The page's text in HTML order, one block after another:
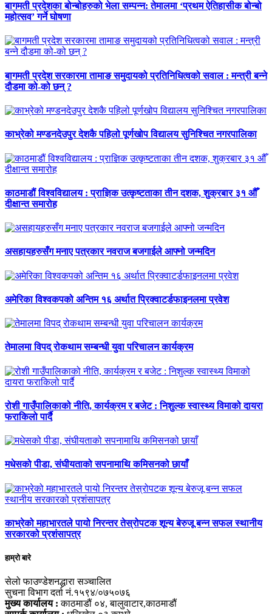
बागमती प्रदेशका बोन्बोहरुको भेला सम्पन्न: तेमालमा ‘प्रथम ऐतिहासीक बोन्बो
महोत्सव’ गर्ने घोषणा
बागमती प्रदेश सरकारमा तामाङ समुदायको प्रतिनिधित्वको सवाल : मन्त्री बन्ने
दौडमा को‐को छन् ?
काभ्रेको मण्डनदेउपुर देशकै पहिलो पूर्णखोप विद्यालय सुनिश्चित नगरपालिका
काठमाडौं विश्वविद्यालय : प्राज्ञिक उत्कृष्टताका तीन दशक, शुक्रबार ३१ औँ
दीक्षान्त समारोह
असहायहरुसँग मनाए पत्रकार नवराज बजगाईले आफ्नो जन्मदिन
अमेरिका विश्वकपको अन्तिम १६ अर्थात प्रिक्वाटर्डफाइनलमा प्रवेश
तेमालमा विपद् रोकथाम सम्बन्धी युवा परिचालन कार्यक्रम
रोशी गाउँपालिकाको नीति, कार्यक्रम र बजेट : निशुल्क स्वास्थ्य विमाको दायरा
फराकिलो पार्दै
मधेसको पीडा, संघीयताको सपनामाथि कमिसनको छायाँ
काभ्रेको महाभारतले पायो निरन्तर तेस्रोपटक शून्य बेरुजू बन्न सफल स्थानीय
सरकारको प्रशंसापत्र
हाम्रो बारे
सेलो फाउण्डेशनद्धारा सञ्चालित
सुचना विभाग दर्ता नं.१५९४/०७५०७६
मुख्य कार्यालय : काठमाडौं ०४, बालुवाटार,काठमाडौं